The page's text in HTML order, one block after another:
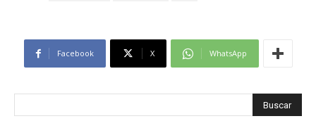
Facebook X WhatsApp